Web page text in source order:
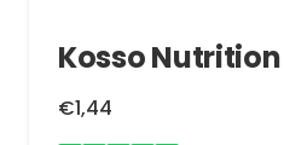
Kosso
€1,44